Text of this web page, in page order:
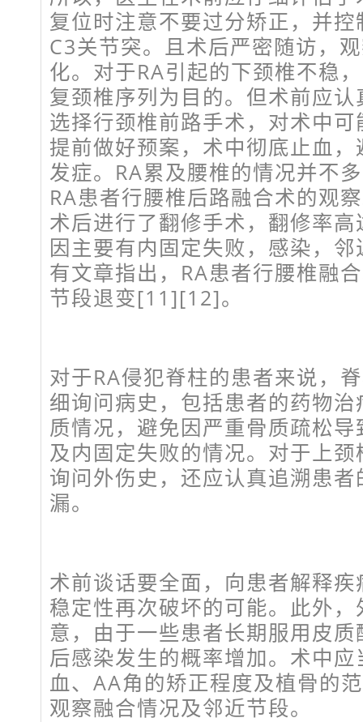
复位时注意不要过分矫正，并
C3关节突。且术后严密随访，
化。对于RA引起的下颈椎不稳
复颈椎序列为目的。但术前应
选择行颈椎前路手术，对术中
提前做好预案，术中彻底止血
发症。RA累及腰椎的情况并不
RA患者行腰椎后路融合术的观
术后进行了翻修手术，翻修率
因主要有内固定失败，感染，
有文章指出，RA患者行腰椎融
节段退变[11][12]。
对于RA侵犯脊柱的患者来说，
细询问病史，包括患者的药物
质情况，避免因严重骨质疏松
及内固定失败的情况。对于上
询问外伤史，还应认真追溯患
漏。
术前谈话要全面，向患者解释
稳定性再次破坏的可能。此外
意，由于一些患者长期服用皮
后感染发生的概率增加。术中
血、AA角的矫正程度及植骨的
观察融合情况及邻近节段。